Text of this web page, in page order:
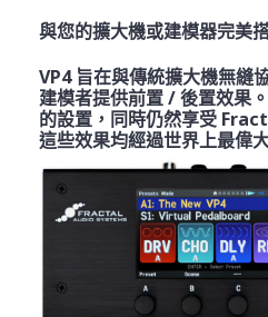
與您的擴大機或建模器完美
VP4 旨在與傳統擴大機無縫
建模者提供前置 / 後置效果
的設置，同時仍然享受
這些效果均經過世界上最偉